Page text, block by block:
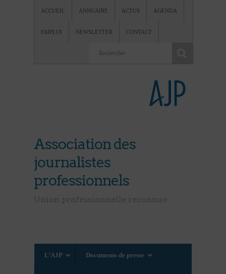
ACCUEIL ANNUAIRE ACTUS AGENDA
EMPLOI NEWSLETTER CONTACT
Association des
journalistes
professionnels
L’AJP Documents de presse